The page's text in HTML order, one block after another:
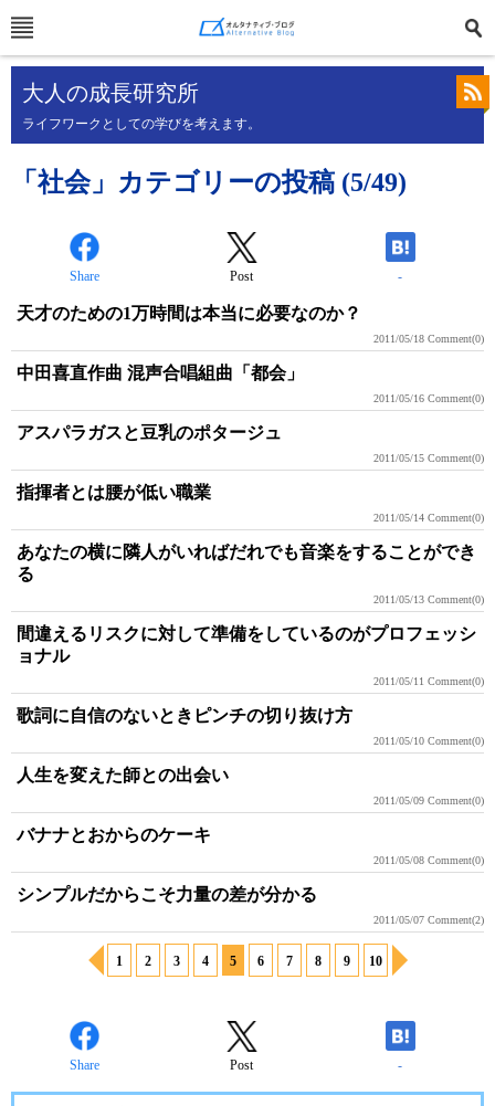
大人の成長研究所
ライフワークとしての学びを考えます。
「社会」カテゴリーの投稿 (5/49)
Share Post -
天才のための1万時間は本当に必要なのか？
2011/05/18 Comment(0)
中田喜直作曲 混声合唱組曲「都会」
2011/05/16 Comment(0)
アスパラガスと豆乳のポタージュ
2011/05/15 Comment(0)
指揮者とは腰が低い職業
2011/05/14 Comment(0)
あなたの横に隣人がいればだれでも音楽をすることができ
る
2011/05/13 Comment(0)
間違えるリスクに対して準備をしているのがプロフェッシ
ョナル
2011/05/11 Comment(0)
歌詞に自信のないときピンチの切り抜け方
2011/05/10 Comment(0)
人生を変えた師との出会い
2011/05/09 Comment(0)
バナナとおからのケーキ
2011/05/08 Comment(0)
シンプルだからこそ力量の差が分かる
2011/05/07 Comment(2)
1 2 3 4 5 6 7 8 9 10
Share Post -